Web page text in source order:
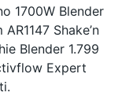
1700W Blender
Shake’n
Blender 1.799
Expert